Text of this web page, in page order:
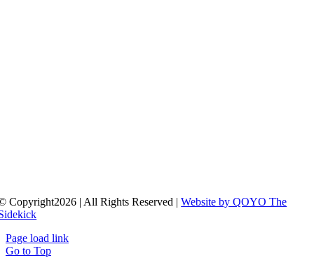
Copyright2026 | All Rights Reserved |Website by QOYO The
Page load link
Go to Top